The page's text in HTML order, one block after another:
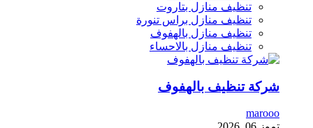
تنظيف منازل بتاروت
تنظيف منازل براس تنورة
تنظيف منازل بالهفوف
تنظيف منازل بالاحساء
شركة تنظيف بالهفوف
marooo